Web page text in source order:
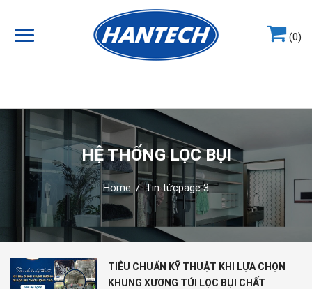
(0)
HỆ THỐNG LỌC BỤI
Home / Tin tứcpage 3
TIÊU CHUẨN KỸ THUẬT KHI LỰA CHỌN
KHUNG XƯƠNG TÚI LỌC BỤI CHẤT